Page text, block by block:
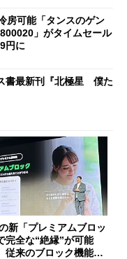
房可能「タンスのゲン
」がタイムセール
円に
書最新刊『北極星 僕た
新「プレミアムブロッ
完全な“絶縁”が可能
来のブロック機能と